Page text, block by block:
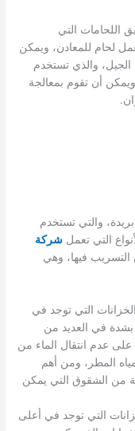
اللحامات التي
لحام للمعادن، ويمكن
والذي تستخدم
أن تقوم بمعالجة
والتي تستخدم
التي تعملشركة
فيها، وهي
التي توجد في
بشدة في العديد من
عدم انتقال الماء من
المطر، ومن أهم
من الشقوق التي يمكن
التي توجد في أعلى